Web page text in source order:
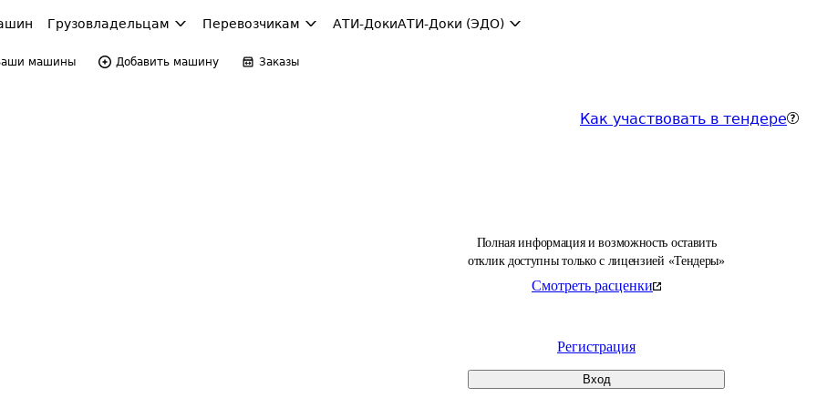
Грузовладельцам Перевозчикам АТИ-ДокиАТИ-Доки (ЭДО)
машины Добавить машину Заказы
Как участвовать в тендере
Полная информация и возможность оставить
отклик доступны только с лицензией «Тендеры»
Смотреть расценки
Регистрация
Вход